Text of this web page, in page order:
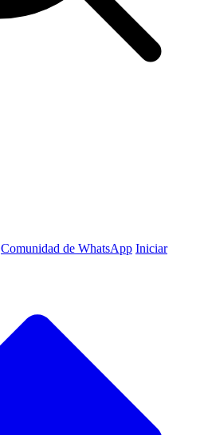
Comunidad de WhatsApp Iniciar